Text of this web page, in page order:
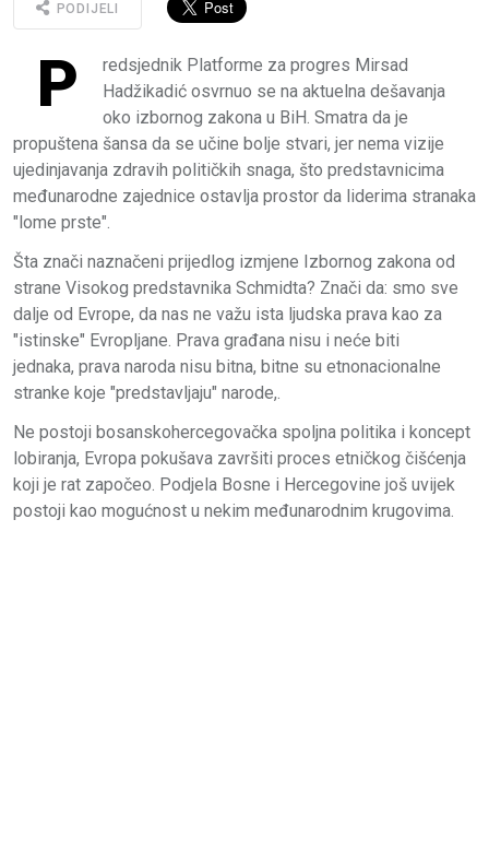
PODIJELI
P
redsjednik Platforme za progres Mirsad
Hadžikadić osvrnuo se na aktuelna dešavanja
oko izbornog zakona u BiH. Smatra da je
propuštena šansa da se učine bolje stvari, jer nema vizije
ujedinjavanja zdravih političkih snaga, što predstavnicima
međunarodne zajednice ostavlja prostor da liderima stranaka
"lome prste".
Šta znači naznačeni prijedlog izmjene Izbornog zakona od
strane Visokog predstavnika Schmidta? Znači da: smo sve
dalje od Evrope, da nas ne važu ista ljudska prava kao za
"istinske" Evropljane. Prava građana nisu i neće biti
jednaka, prava naroda nisu bitna, bitne su etnonacionalne
stranke koje "predstavljaju" narode,.
Ne postoji bosanskohercegovačka spoljna politika i koncept
lobiranja, Evropa pokušava završiti proces etničkog čišćenja
koji je rat započeo. Podjela Bosne i Hercegovine još uvijek
postoji kao mogućnost u nekim međunarodnim krugovima.